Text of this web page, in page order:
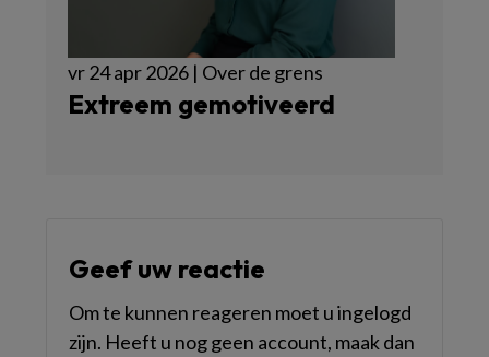
vr 24 apr 2026 | Over de grens
Extreem gemotiveerd
Geef uw reactie
Om te kunnen reageren moet u ingelogd
zijn. Heeft u nog geen account, maak dan